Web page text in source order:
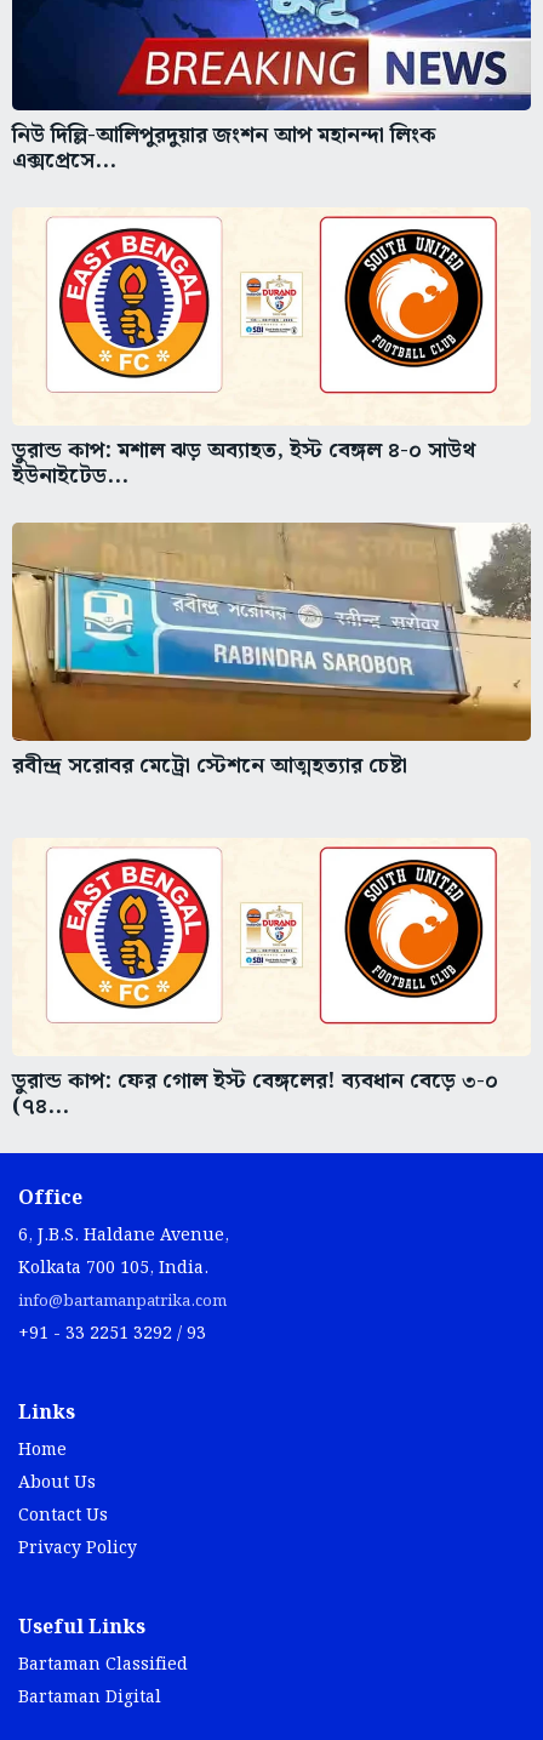
নিউ দিল্লি-আলিপুরদুয়ার জংশন আপ মহানন্দা লিংক
এক্সপ্রেসে...
ডুরান্ড কাপ: মশাল ঝড় অব্যাহত, ইস্ট বেঙ্গল ৪-০ সাউথ
ইউনাইটেড...
রবীন্দ্র সরোবর মেট্রো স্টেশনে আত্মহত্যার চেষ্টা
ডুরান্ড কাপ: ফের গোল ইস্ট বেঙ্গলের! ব্যবধান বেড়ে ৩-০
(৭৪...
Office
6, J.B.S. Haldane Avenue,
Kolkata 700 105, India.
info@bartamanpatrika.com
+91 - 33 2251 3292 / 93
Links
Home
About Us
Contact Us
Privacy Policy
Useful Links
Bartaman Classified
Bartaman Digital